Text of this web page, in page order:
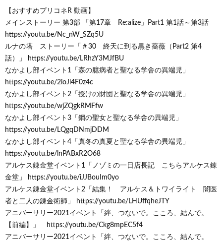
【おすすめプリコネR 動画】
メインストーリー 第3部 「第17章 Re:alize」Part1 第1話～第3話
https://youtu.be/Nc_nW_SZq5U
ルナの塔 ストーリー「＃30 終天に到る黒き薔薇（Part2 第4
話）」 https://youtu.be/LRhzY3MJfBU
なかよし部イベント1「森の臆病者と聖なる学舎の異端児」
https://youtu.be/2ioJl4F0z4c
なかよし部イベント2「授けの財団と聖なる学舎の異端児」
https://youtu.be/wjZQgkRMFfw
なかよし部イベント3「鋼の聖女と聖なる学舎の異端児」
https://youtu.be/LQgqDNmjDDM
なかよし部イベント4「真冬の真夏と聖なる学舎の異端児」
https://youtu.be/lnPABxR2O68
アルケス錬金堂イベント1「ノゾミの一日店長記 こちらアルケス錬
金堂」 https://youtu.be/iJJBouIm0yo
アルケス錬金堂イベント2「結集！ アルケス＆トワイライト 闇医
者と二人の錬金術師」 https://youtu.be/LHUffqheJTY
アニバーサリー2021イベント「絆、つないで。こころ、結んで。
【前編】」 https://youtu.be/Ckg8mpEC5f4
アニバーサリー2021イベント「絆、つないで。こころ、結んで。